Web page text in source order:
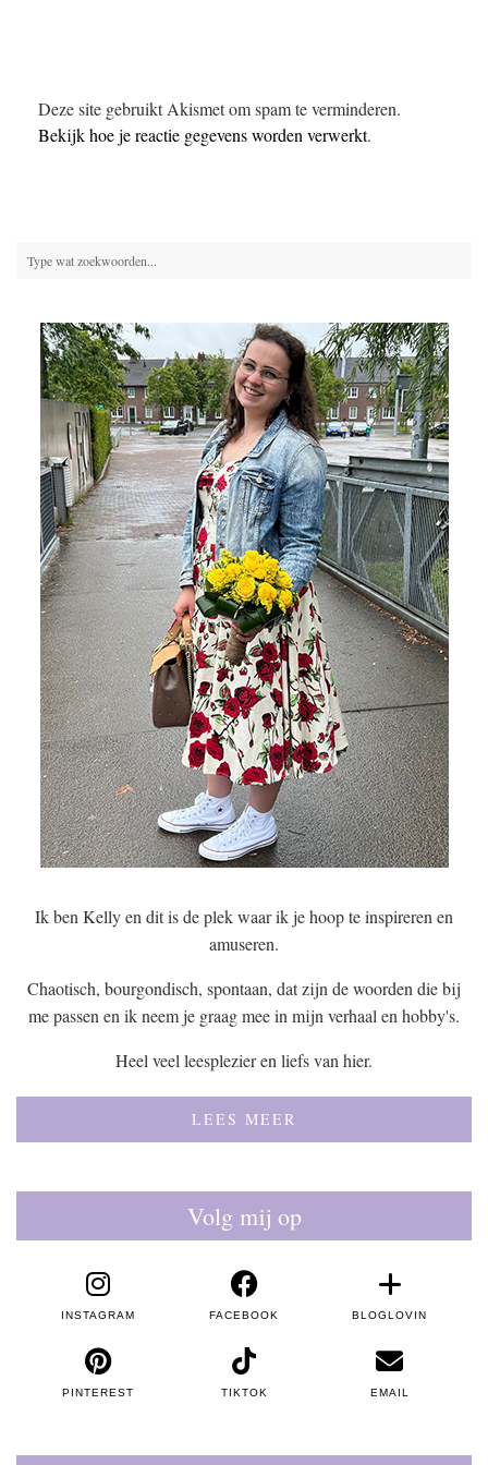
Deze site gebruikt Akismet om spam te verminderen.
Bekijk hoe je reactie gegevens worden verwerkt.
Ik ben Kelly en dit is de plek waar ik je hoop te inspireren en
amuseren.
Chaotisch, bourgondisch, spontaan, dat zijn de woorden die bij
me passen en ik neem je graag mee in mijn verhaal en hobby's.
Heel veel leesplezier en liefs van hier.
LEES MEER
Volg mij op
INSTAGRAM FACEBOOK BLOGLOVIN
PINTEREST TIKTOK EMAIL